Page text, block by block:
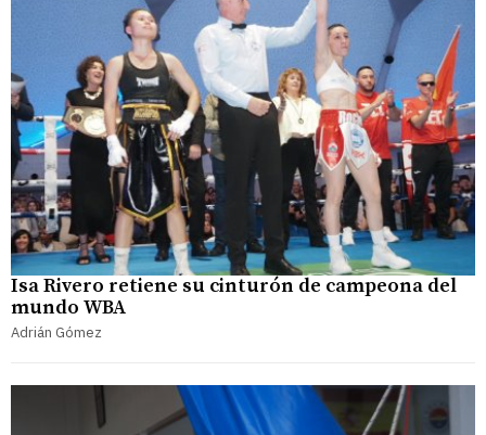
Isa Rivero retiene su cinturón de campeona del
mundo WBA
Adrián Gómez